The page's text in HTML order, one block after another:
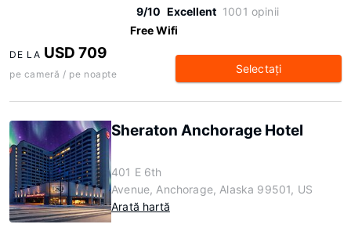
9/10 Excellent 1001 opinii
Free Wifi
DE LA USD 709
pe cameră / pe noapte Selectaţi
Sheraton Anchorage Hotel
401 E 6th
Avenue, Anchorage, Alaska 99501, US
Arată hartă